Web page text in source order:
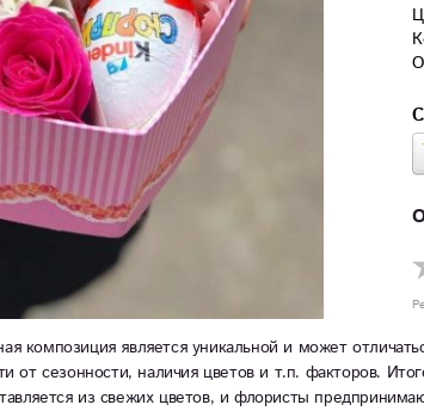
композиция является уникальной и может
от сезонности, наличия цветов и т.п. факторов.
из свежих цветов, и флористы